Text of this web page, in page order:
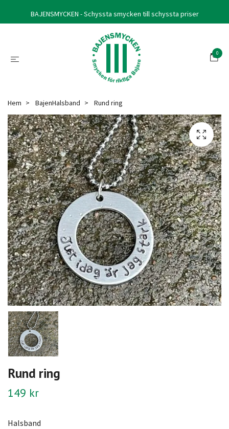
BAJENSMYCKEN - Schyssta smycken till schyssta priser
0
Hem BajenHalsband Rund ring
Rund ring
149 kr
Halsband